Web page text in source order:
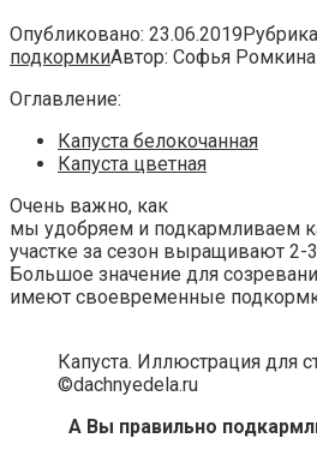
Опубликовано: 23.06.2019
подкормкиАвтор: Софья Ромкина
Оглавление:
Капуста белокочанная
Капуста цветная
Очень важно, как
мы удобряем и подкармливаем
участке за сезон выращивают 2-
Большое значение для
имеют своевременные
Капуста. Иллюстрация для
©dachnyedela.ru
А Вы правильно